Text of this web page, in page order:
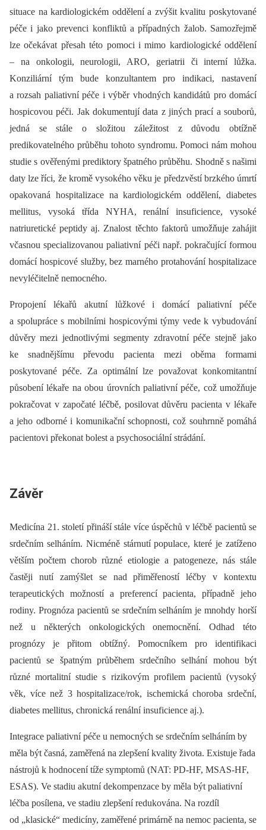
situace na kardiologickém oddělení a zvýšit kvalitu poskytované
péče i jako prevenci konfliktů a případných žalob. Samozřejmě
lze očekávat přesah této pomoci i mimo kardiologické oddělení
–⁠ na onkologii, neurologii, ARO, geriatrii či interní lůžka.
Konziliární tým bude konzultantem pro indikaci, nastavení
a rozsah paliativní péče i výběr vhodných kandidátů pro domácí
hospicovou péči. Jak dokumentují data z jiných prací a souborů,
jedná se stále o složitou záležitost z důvodu obtížně
predikovatelného průběhu tohoto syndromu. Pomoci nám mohou
studie s ověřenými prediktory špatného průběhu. Shodně s našimi
daty lze říci, že kromě vysokého věku je předzvěstí brzkého úmrtí
opakovaná hospitalizace na kardiologickém oddělení, diabetes
mellitus, vysoká třída NYHA, renální insuficience, vysoké
natriuretické peptidy aj. Znalost těchto faktorů umožňuje zahájit
včasnou specializovanou paliativní péči např. pokračující formou
domácí hospicové služby, bez marného protahování hospitalizace
nevyléčitelně nemocného.
Propojení lékařů akutní lůžkové i domácí paliativní péče
a spolupráce s mobilními hospicovými týmy vede k vybudování
důvěry mezi jednotlivými segmenty zdravotní péče stejně jako
ke snadnějšímu převodu pacienta mezi oběma formami
poskytované péče. Za optimální lze považovat konkomitantní
působení lékaře na obou úrovních paliativní péče, což umožňuje
pokračovat v započaté léčbě, posilovat důvěru pacienta v lékaře
a jeho odborné i komunikační schopnosti, což souhrnně pomáhá
pacientovi překonat bolest a psychosociální strádání.
Závěr
Medicína 21. století přináší stále více úspěchů v léčbě pacientů se
srdečním selháním. Nicméně stárnutí populace, které je zatíženo
větším počtem chorob různé etiologie a patogeneze, nás stále
častěji nutí zamýšlet se nad přiměřeností léčby v kontextu
terapeutických možností a preferencí pacienta, případně jeho
rodiny. Prognóza pacientů se srdečním selháním je mnohdy horší
než u některých onkologických onemocnění. Odhad této
prognózy je přitom obtížný. Pomocníkem pro identifikaci
pacientů se špatným průběhem srdečního selhání mohou být
různé mortalitní studie s rizikovým profilem pacientů (vysoký
věk, více než 3 hospitalizace/rok, ischemická choroba srdeční,
diabetes mellitus, chronická renální insuficience aj.).
Integrace paliativní péče u nemocných se srdečním selháním by
měla být časná, zaměřená na zlepšení kvality života. Existuje řada
nástrojů k hodnocení tíže symptomů (NAT: PD-HF, MSAS-HF,
ESAS). Ve stadiu akutní dekompenzace by měla být paliativní
léčba posílena, ve stadiu zlepšení redukována. Na rozdíl
od „klasické“ medicíny, zaměřené primárně na nemoc pacienta, se